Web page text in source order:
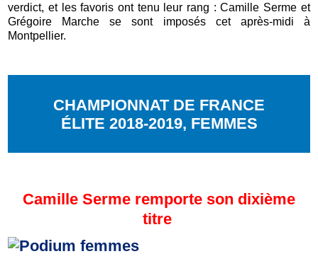
verdict, et les favoris ont tenu leur rang : Camille Serme et
Grégoire Marche se sont imposés cet après-midi à
Montpellier.
CHAMPIONNAT DE FRANCE
ÉLITE 2018-2019, FEMMES
Camille Serme remporte son dixième
titre